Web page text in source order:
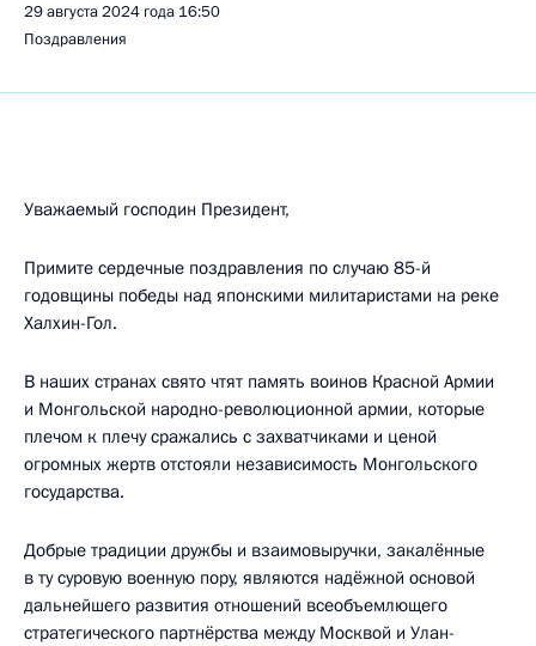
29 августа 2024 года 16:50
Поздравления
Уважаемый господин Президент,
Примите сердечные поздравления по случаю 85-й
годовщины победы над японскими милитаристами на реке
Халхин-Гол.
В наших странах свято чтят память воинов Красной Армии
и Монгольской народно-революционной армии, которые
плечом к плечу сражались с захватчиками и ценой
огромных жертв отстояли независимость Монгольского
государства.
Добрые традиции дружбы и взаимовыручки, закалённые
в ту суровую военную пору, являются надёжной основой
дальнейшего развития отношений всеобъемлющего
стратегического партнёрства между Москвой и Улан-